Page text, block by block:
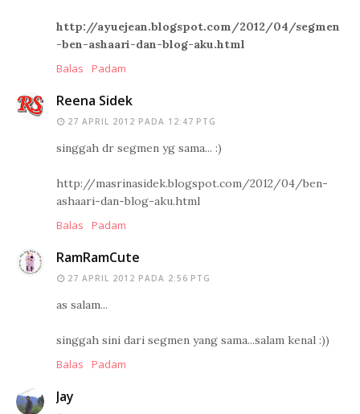
http://ayuejean.blogspot.com/2012/04/segmen
-ben-ashaari-dan-blog-aku.html
Balas
Padam
Reena Sidek
27 APRIL 2012 PADA 12:47 PTG
singgah dr segmen yg sama... :)
http://masrinasidek.blogspot.com/2012/04/ben-
ashaari-dan-blog-aku.html
Balas
Padam
RamRamCute
27 APRIL 2012 PADA 2:56 PTG
as salam...
singgah sini dari segmen yang sama...salam kenal :))
Balas
Padam
Jay